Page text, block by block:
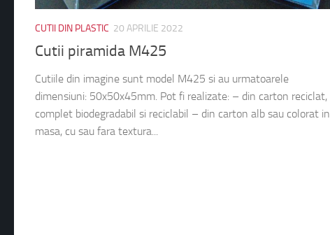
CUTII DIN PLASTIC 20 APRILIE 2022
Cutii piramida M425
Cutiile din imagine sunt model M425 si au urmatoarele
dimensiuni: 50x50x45mm. Pot fi realizate: – din carton reciclat,
complet biodegradabil si reciclabil – din carton alb sau colorat in
masa, cu sau fara textura...